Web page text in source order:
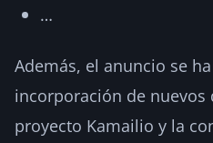
…
Además, el anuncio se
incorporación de nuevos
proyecto Kamailio y la